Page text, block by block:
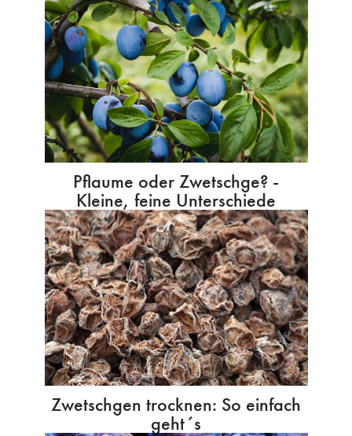
Pflaume oder Zwetschge? -
Kleine, feine Unterschiede
Zwetschgen trocknen: So einfach
geht´s